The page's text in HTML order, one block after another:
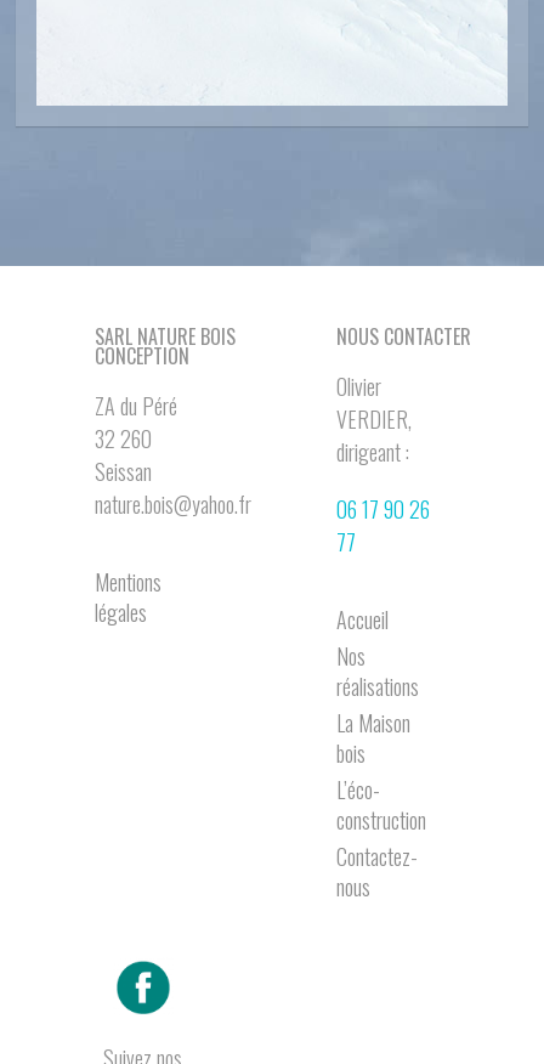
SARL NATURE BOIS
CONCEPTION
ZA du Péré
32 260
Seissan
nature.bois@yahoo.fr
Mentions
légales
NOUS CONTACTER
Olivier
VERDIER,
dirigeant :
06 17 90 26
77
Accueil
Nos
réalisations
La Maison
bois
L’éco-
construction
Contactez-
nous